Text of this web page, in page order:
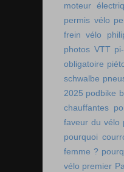
moteur
permis vélo
frein vélo
photos VTT
obligatoire
schwalbe
2025 podbike
chauffantes
faveur du vélo
pourquoi
femme ?
vélo premier